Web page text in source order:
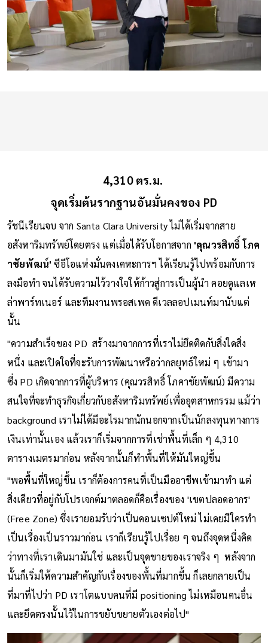
4,310 ตร.ม.
จุดเริ่มต้นรากฐานอันมั่นคงของ PD
รัชนีเรียนจบ จาก Santa Clara University ไม่ได้เริ่มจากสาย
อสังหาริมทรัพย์โดยตรง แต่เมื่อได้รับโอกาสจาก'คุณวรสิทธิ์ โภค
าชัยพัฒน์'ซีอีโอแห่งมั่นคงเคหะการฯ ได้เรียนรู้ไปพร้อมกับการ
ลงมือทำ จนได้รับความไว้วางใจให้ก้าวสู่การเป็นผู้นำ คอยดูแลเห
ล่าพาร์ทเนอร์ และทีมงานพรอสเพค ดีเวลลอปเมนท์มานับแต่
"ความสำเร็จของ PD สร้างมาจากการที่เราไม่ยึดติดกับสิ่งใดสิ่ง
หนึ่ง และเปิดใจที่จะรับการพัฒนาหรือว่ากลยุทธ์ใหม่ ๆ เข้ามา
ซึ่ง PD เกิดจากการที่ผู้บริหาร (คุณวรสิทธิ์ โภคาชัยพัฒน์) ​มีความ
สนใจที่จะทำธุรกิจเกี่ยวกับอสังหาริมทรัพย์เพื่ออุตสาหกรรม แม้ว่า
background เราไม่ได้มีอะไรมากนักนอกจากเป็นนักลงทุนทางการ
เงินเท่านั้นเอง แล้วเราก็เริ่มจากการที่เช่าพื้นที่เล็ก ๆ 4,310
ตารางเมตรมาก่อน หลังจากนั้นก็ทำพื้นที่ให้มันใหญ่ขึ้น
"พอพื้นที่ใหญ่ขึ้น เราก็ต้องการคนที่เป็นมืออาชีพเข้ามาทำ แต่
สิ่งเดียวที่อยู่กับโปรเจกต์มาตลอดก็คือเรื่องของ 'เขตปลอดอากร'
(Free Zone) ซึ่งเรายอมรับว่าเป็นคอนเซปต์ใหม่ ไม่เคยมีใครทำ
เป็นเรื่องเป็นราวมาก่อน เราก็เรียนรู้ไปเรื่อย ๆ จนถึงจุดหนึ่งคิด
ว่าทางที่เราเดินมามันใช่ และเป็นจุดขายของเราจริง ๆ หลังจาก
นั้นก็เริ่มให้ความสำคัญกับเรื่องของพื้นที่มากขึ้น ก็เลยกลายเป็น
ที่มาที่ไปว่า PD เราโตแบบคนที่มี positioning ไม่เหมือนคนอื่น